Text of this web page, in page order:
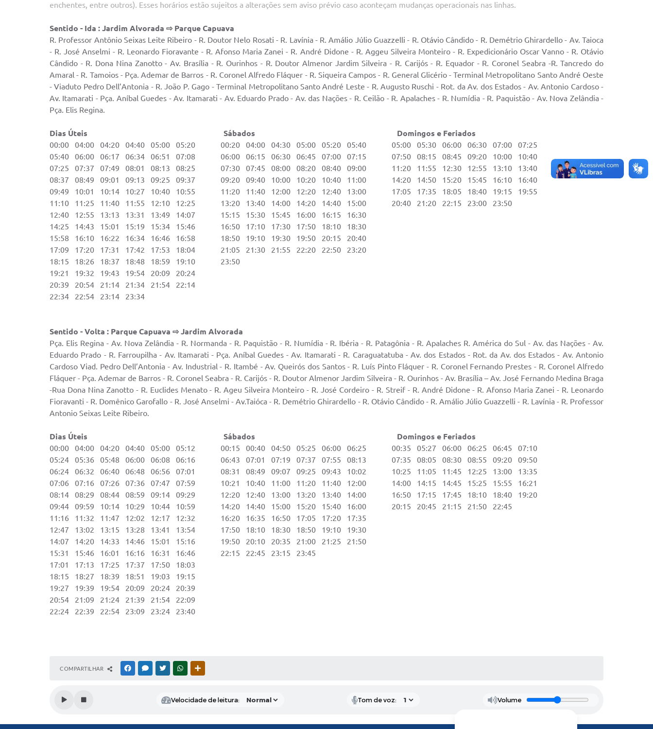
enchentes, entre outros). Esses horários estão sujeitos a alterações sem aviso prévio caso aconteçam mudanças operacionais nas linhas.
Sentido - Ida : Jardim Alvorada ⇨ Parque Capuava
R. Professor Antônio Seixas Leite Ribeiro - R. Doutor Nelo Rosati - R. Lavínia - R. Amálio Júlio Guazzelli - R. Otávio Cândido - R. Demétrio Ghirardello - Av. Taioca
- R. José Anselmi - R. Leonardo Fioravante - R. Afonso Maria Zanei - R. André Didone - R. Aggeu Silveira Monteiro - R. Expedicionário Oscar Vanno - R. Otávio
Cândido - R. Dona Nina Zanotto - Av. Brasília - R. Ourinhos - R. Doutor Almenor Jardim Silveira - R. Carijós - R. Equador - R. Coronel Seabra -R. Tancredo do
Amaral - R. Tamoios - Pça. Ademar de Barros - R. Coronel Alfredo Fláquer - R. Siqueira Campos - R. General Glicério - Terminal Metropolitano Santo André Oeste
- Viaduto Pedro Dell’Antonia - R. João P. Gago - Terminal Metropolitano Santo André Leste - R. Augusto Ruschi - Rot. da Av. dos Estados - Av. Antonio Cardoso -
Av. Itamarati - Pça. Aníbal Guedes - Av. Itamarati - Av. Eduardo Prado - Av. das Nações - R. Ceilão - R. Apalaches - R. Numídia - R. Paquistão - Av. Nova Zelândia -
Pça. Elis Regina.
Dias Úteis Sábados Domingos e Feriados
00:00 04:00 04:20 04:40 05:00 05:20 00:20 04:00 04:30 05:00 05:20 05:40 05:00 05:30 06:00 06:30 07:00 07:25
05:40 06:00 06:17 06:34 06:51 07:08 06:00 06:15 06:30 06:45 07:00 07:15 07:50 08:15 08:45 09:20 10:00 10:40
07:25 07:37 07:49 08:01 08:13 08:25 07:30 07:45 08:00 08:20 08:40 09:00 11:20 11:55 12:30 12:55 13:10 13:40
08:37 08:49 09:01 09:13 09:25 09:37 09:20 09:40 10:00 10:20 10:40 11:00 14:20 14:50 15:20 15:45 16:10 16:40
09:49 10:01 10:14 10:27 10:40 10:55 11:20 11:40 12:00 12:20 12:40 13:00 17:05 17:35 18:05 18:40 19:15 19:55
11:10 11:25 11:40 11:55 12:10 12:25 13:20 13:40 14:00 14:20 14:40 15:00 20:40 21:20 22:15 23:00 23:50
12:40 12:55 13:13 13:31 13:49 14:07 15:15 15:30 15:45 16:00 16:15 16:30
14:25 14:43 15:01 15:19 15:34 15:46 16:50 17:10 17:30 17:50 18:10 18:30
15:58 16:10 16:22 16:34 16:46 16:58 18:50 19:10 19:30 19:50 20:15 20:40
17:09 17:20 17:31 17:42 17:53 18:04 21:05 21:30 21:55 22:20 22:50 23:20
18:15 18:26 18:37 18:48 18:59 19:10 23:50
19:21 19:32 19:43 19:54 20:09 20:24
20:39 20:54 21:14 21:34 21:54 22:14
22:34 22:54 23:14 23:34
Sentido - Volta : Parque Capuava ⇨ Jardim Alvorada
Pça. Elis Regina - Av. Nova Zelândia - R. Normanda - R. Paquistão - R. Numídia - R. Ibéria - R. Patagônia - R. Apalaches R. América do Sul - Av. das Nações - Av.
Eduardo Prado - R. Farroupilha - Av. Itamarati - Pça. Aníbal Guedes - Av. Itamarati - R. Caraguatatuba - Av. dos Estados - Rot. da Av. dos Estados - Av. Antonio
Cardoso Viad. Pedro Dell’Antonia - Av. Industrial - R. Itambé - Av. Queirós dos Santos - R. Luís Pinto Fláquer - R. Coronel Fernando Prestes - R. Coronel Alfredo
Fláquer - Pça. Ademar de Barros - R. Coronel Seabra - R. Carijós - R. Doutor Almenor Jardim Silveira - R. Ourinhos - Av. Brasília – Av. José Fernando Medina Braga
-Rua Dona Nina Zanotto - R. Euclides Menato - R. Ageu Silveira Monteiro - R. José Cordeiro - R. Streif - R. André Didone - R. Afonso Maria Zanei - R. Leonardo
Fioravanti - R. Domênico Garofallo - R. José Anselmi - Av.Taióca - R. Demétrio Ghirardello - R. Otávio Cândido - R. Amálio Júlio Guazzelli - R. Lavínia - R. Professor
Antonio Seixas Leite Ribeiro.
Dias Úteis Sábados Domingos e Feriados
00:00 04:00 04:20 04:40 05:00 05:12 00:15 00:40 04:50 05:25 06:00 06:25 00:35 05:27 06:00 06:25 06:45 07:10
05:24 05:36 05:48 06:00 06:08 06:16 06:43 07:01 07:19 07:37 07:55 08:13 07:35 08:05 08:30 08:55 09:20 09:50
06:24 06:32 06:40 06:48 06:56 07:01 08:31 08:49 09:07 09:25 09:43 10:02 10:25 11:05 11:45 12:25 13:00 13:35
07:06 07:16 07:26 07:36 07:47 07:59 10:21 10:40 11:00 11:20 11:40 12:00 14:00 14:15 14:45 15:25 15:55 16:21
08:14 08:29 08:44 08:59 09:14 09:29 12:20 12:40 13:00 13:20 13:40 14:00 16:50 17:15 17:45 18:10 18:40 19:20
09:44 09:59 10:14 10:29 10:44 10:59 14:20 14:40 15:00 15:20 15:40 16:00 20:15 20:45 21:15 21:50 22:45
11:16 11:32 11:47 12:02 12:17 12:32 16:20 16:35 16:50 17:05 17:20 17:35
12:47 13:02 13:15 13:28 13:41 13:54 17:50 18:10 18:30 18:50 19:10 19:30
14:07 14:20 14:33 14:46 15:01 15:16 19:50 20:10 20:35 21:00 21:25 21:50
15:31 15:46 16:01 16:16 16:31 16:46 22:15 22:45 23:15 23:45
17:01 17:13 17:25 17:37 17:50 18:03
18:15 18:27 18:39 18:51 19:03 19:15
19:27 19:39 19:54 20:09 20:24 20:39
20:54 21:09 21:24 21:39 21:54 22:09
22:24 22:39 22:54 23:09 23:24 23:40
COMPARTILHAR FACEBOOKMESSENGER
TWITTERWHATSAPP
Velocidade de leitura: Tom de voz: Volume